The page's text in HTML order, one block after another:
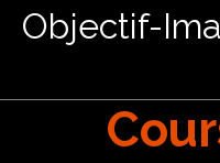
Objectif-